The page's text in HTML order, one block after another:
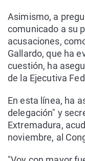
Asimismo, a
comunicado a su
acusaciones,
Gallardo, que ha
cuestión, ha
de la Ejecutiva
En esta línea, ha
delegación" y
Extremadura,
noviembre, al